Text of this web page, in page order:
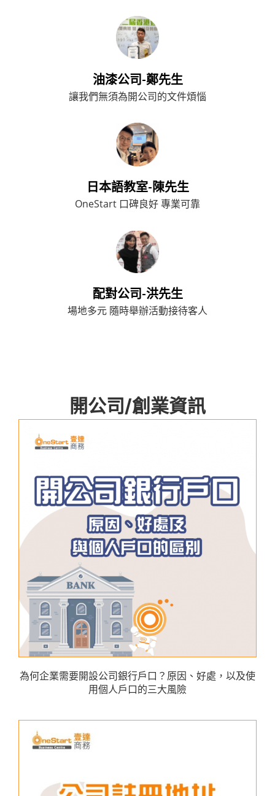
油漆公司-鄭先生
讓我們無須為開公司的文件煩惱
日本語教室-陳先生
OneStart 口碑良好 專業可靠
配對公司-洪先生
場地多元 隨時舉辦活動接待客人
開公司/創業資訊
為何企業需要開設公司銀行戶口？原因、好處，以及使
用個人戶口的三大風險